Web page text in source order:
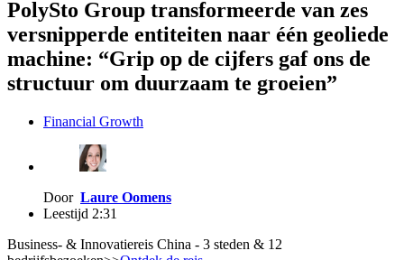
PolySto Group transformeerde van zes
versnipperde entiteiten naar één geoliede
machine: “Grip op de cijfers gaf ons de
structuur om duurzaam te groeien”
Financial Growth
Door Laure Oomens
Leestijd 2:31
Business- & Innovatiereis China - 3 steden & 12